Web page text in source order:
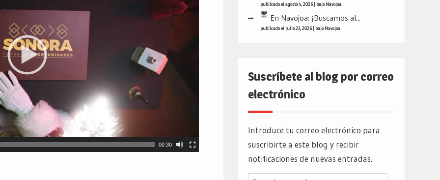
00:30
publicado el agosto 4, 2026| bajoNavojoa
En Navojoa: ¡Buscamos al...
publicado el julio 23, 2026| bajoNavojoa
Suscríbete al blog por correo
electrónico
Introduce tu correo electrónico para
suscribirte a este blog y recibir
notificaciones de nuevas entradas.